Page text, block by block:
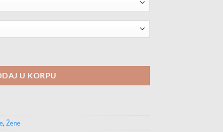
U KORPU
, Žene